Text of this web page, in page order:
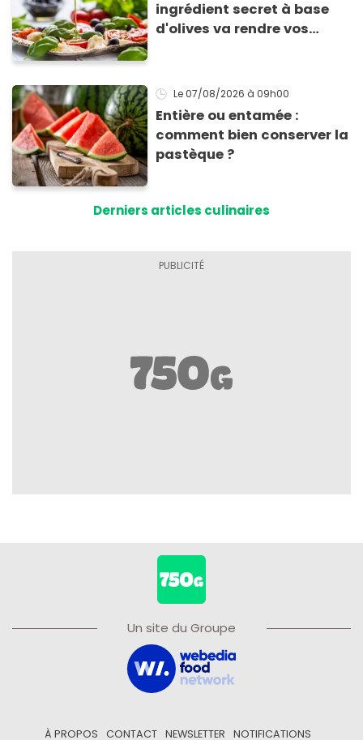
ingrédient secret à base
d'olives va rendre vos
Le 07/08/2026 à 09h00
Entière ou entamée :
comment bien conserver la
pastèque ?
Derniers articles culinaires
Un site du Groupe
À PROPOS CONTACT NEWSLETTER NOTIFICATIONS